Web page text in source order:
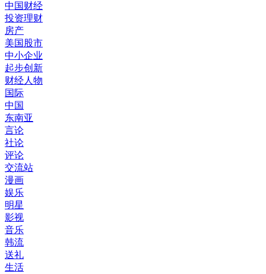
中国财经
投资理财
房产
美国股市
中小企业
起步创新
财经人物
国际
中国
东南亚
言论
社论
评论
交流站
漫画
娱乐
明星
影视
音乐
韩流
送礼
生活